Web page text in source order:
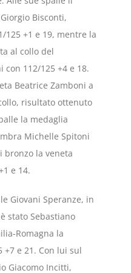
Bisconti,
125 +1 e 19, mentre la
al collo del
112/125 +4 e 18.
Beatrice Zamboni a
risultato ottenuto
la medaglia
Michelle Spitoni
bronzo la veneta
e 14.
Giovani Speranze, in
stato Sebastiano
Romagna la
+7 e 21. Con lui sul
Giacomo Incitti,